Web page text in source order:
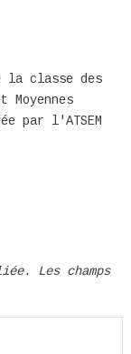
la classe des
par l'ATSEM
Les champs